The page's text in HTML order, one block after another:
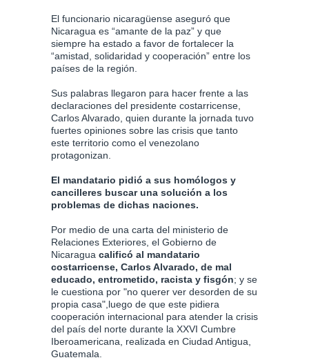
El funcionario nicaragüense aseguró que
Nicaragua es “amante de la paz” y que
siempre ha estado a favor de fortalecer la
“amistad, solidaridad y cooperación” entre los
países de la región.
Sus palabras llegaron para hacer frente a las
declaraciones del presidente costarricense,
Carlos Alvarado, quien durante la jornada tuvo
fuertes opiniones sobre las crisis que tanto
este territorio como el venezolano
protagonizan.
El mandatario pidió a sus homólogos y
cancilleres buscar una solución a los
problemas de dichas naciones.
Por medio de una carta del ministerio de
Relaciones Exteriores, el Gobierno de
Nicaragua calificó al mandatario
costarricense, Carlos Alvarado, de mal
educado, entrometido, racista y fisgón; y se
le cuestiona por "no querer ver desorden de su
propia casa",luego de que este pidiera
cooperación internacional para atender la crisis
del país del norte durante la XXVI Cumbre
Iberoamericana, realizada en Ciudad Antigua,
Guatemala.